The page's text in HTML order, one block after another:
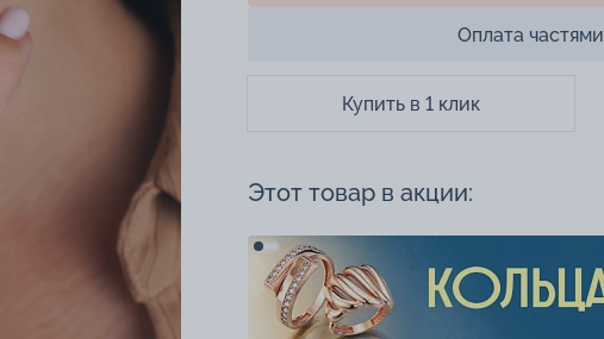
Оплата частями
Купить в 1 клик
Этот товар в акции: